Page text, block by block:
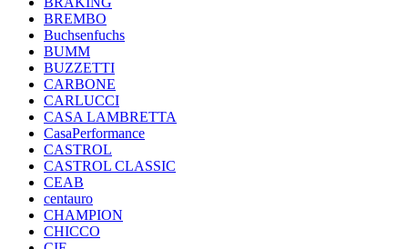
BREMBO
Buchsenfuchs
BUMM
BUZZETTI
CARBONE
CARLUCCI
CASA LAMBRETTA
CasaPerformance
CASTROL
CASTROL CLASSIC
CEAB
centauro
CHAMPION
CHICCO